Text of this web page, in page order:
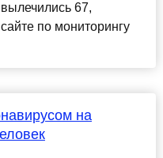
67,
по мониторингу
на